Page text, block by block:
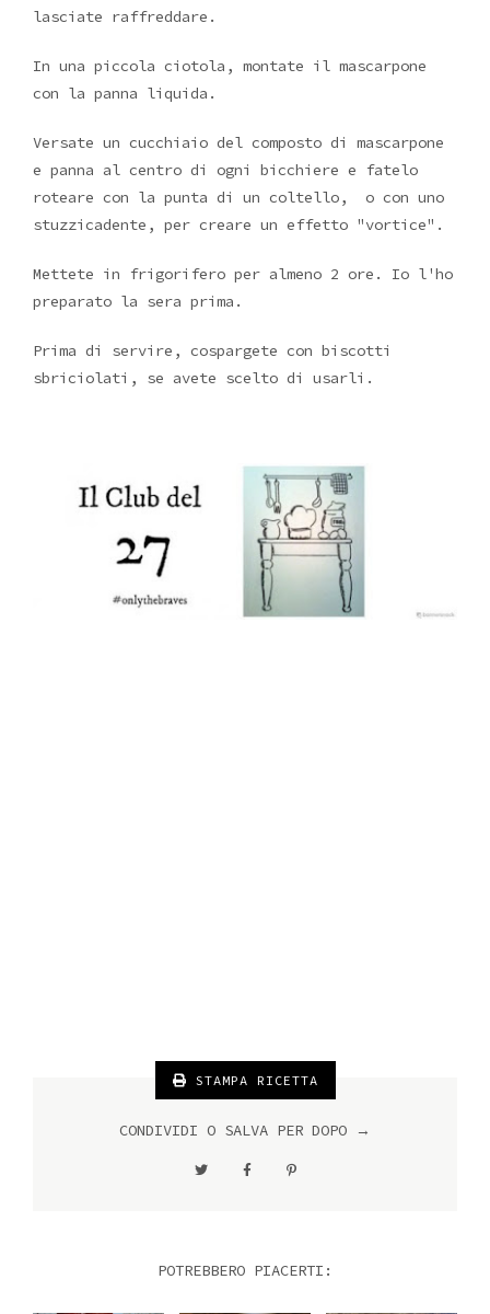
lasciate raffreddare.
In una piccola ciotola, montate il mascarpone
con la panna liquida.
Versate un cucchiaio del composto di mascarpone
e panna al centro di ogni bicchiere e fatelo
roteare con la punta di un coltello, o con uno
stuzzicadente, per creare un effetto "vortice".
Mettete in frigorifero per almeno 2 ore. Io l'ho
preparato la sera prima.
Prima di servire, cospargete con biscotti
sbriciolati, se avete scelto di usarli.
STAMPA RICETTA
CONDIVIDI O SALVA PER DOPO →
POTREBBERO PIACERTI: